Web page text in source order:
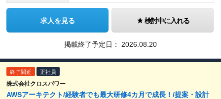
求人を見る 検討中に入れる
掲載終了予定日： 2026.08.20
終了間近 正社員
株式会社クロスパワー
AWSアーキテクト/経験者でも最大研修4カ月で成長！/提案・設計